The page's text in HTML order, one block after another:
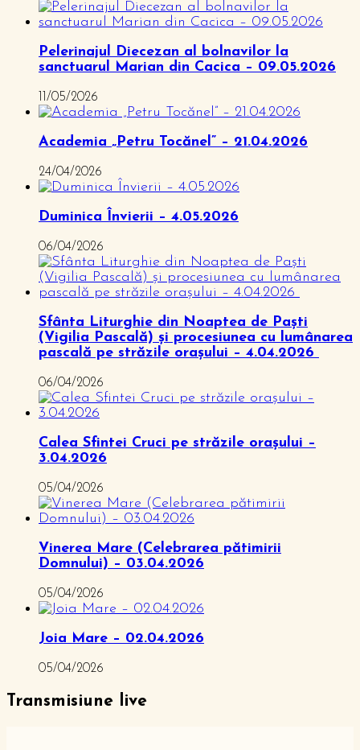
Pelerinajul Diecezan al bolnavilor la
sanctuarul Marian din Cacica – 09.05.2026
11/05/2026
Academia „Petru Tocănel” – 21.04.2026
24/04/2026
Duminica Învierii – 4.05.2026
06/04/2026
Sfânta Liturghie din Noaptea de Paști
(Vigilia Pascală) și procesiunea cu lumânarea
pascală pe străzile orașului – 4.04.2026
06/04/2026
Calea Sfintei Cruci pe străzile orașului –
3.04.2026
05/04/2026
Vinerea Mare (Celebrarea pătimirii
Domnului) – 03.04.2026
05/04/2026
Joia Mare – 02.04.2026
05/04/2026
Transmisiune live